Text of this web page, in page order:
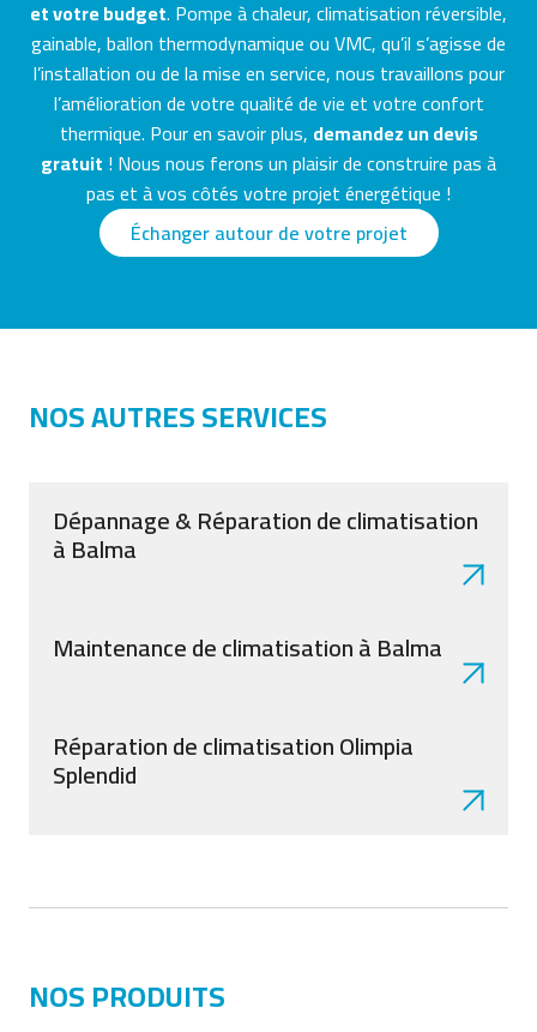
et votre budget. Pompe à chaleur, climatisation réversible,
gainable, ballon thermodynamique ou VMC, qu’il s’agisse de
l’installation ou de la mise en service, nous travaillons pour
l’amélioration de votre qualité de vie et votre confort
thermique. Pour en savoir plus, demandez un devis
gratuit ! Nous nous ferons un plaisir de construire pas à
pas et à vos côtés votre projet énergétique !
Échanger autour de votre projet
NOS AUTRES SERVICES
Dépannage & Réparation de climatisation
à Balma
Maintenance de climatisation à Balma
Réparation de climatisation Olimpia
Splendid
NOS PRODUITS